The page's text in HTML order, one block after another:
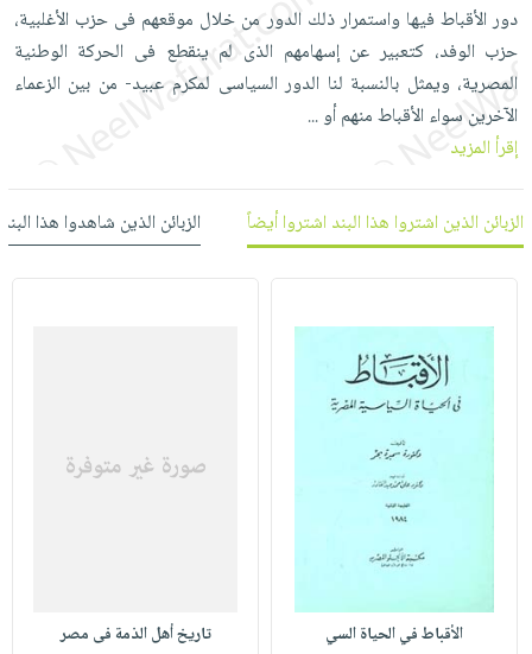
العناية
بالأسنان
الحمية
والتغذية
أدوات
المائدة
الأوعية
والتخزين
الأكثر
مبيعاً
العودة
للمدارس
اكسسوارات
كتب
اكسسوارات
منزلية
ملابس
مطرزات
حقائب
مناسبات
شحن
مجاني
بنود
مختارة
اشتراكات
كل
الاشتراكات
صندوق
القراءة
iKitab
حدود
بحث
متقدم
نيل
عن
فيديوهات
يتكرر
دور الأقباط فيها واستمرار ذلك الدور من خلال موقعهم فى حزب الأغلبية،
حزب الوفد، كتعبير عن إسهامهم الذى لم ينقطع فى الحركة الوطنية
المصرية، ويمثل بالنسبة لنا الدور السياسى لمكرم عبيد- من بين الزعماء
الآخرين سواء الأقباط منهم أو...
إقرأ المزيد
الزبائن الذين اشتروا هذا البند اشتروا أيضاً الزبائن الذين شاهدوا هذا
الأقباط في الحياة السي
تاريخ أهل الذمة فى مصر